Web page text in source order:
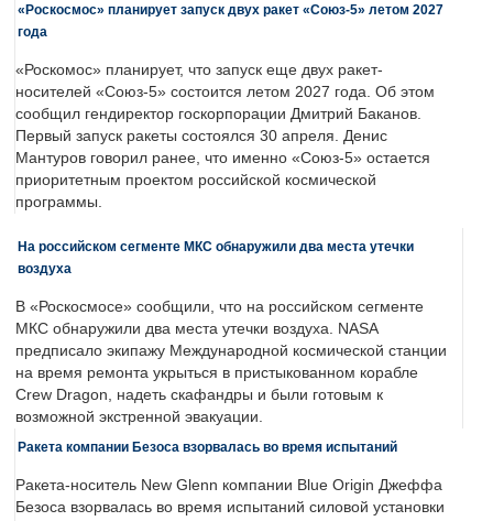
«Роскосмос» планирует запуск двух ракет «Союз-5» летом 2027
года
«Роскомос» планирует, что запуск еще двух ракет-
носителей «Союз-5» состоится летом 2027 года. Об этом
сообщил гендиректор госкорпорации Дмитрий Баканов.
Первый запуск ракеты состоялся 30 апреля. Денис
Мантуров говорил ранее, что именно «Союз-5» остается
приоритетным проектом российской космической
программы.
На российском сегменте МКС обнаружили два места утечки
воздуха
В «Роскосмосе» сообщили, что на российском сегменте
МКС обнаружили два места утечки воздуха. NASA
предписало экипажу Международной космической станции
на время ремонта укрыться в пристыкованном корабле
Crew Dragon, надеть скафандры и были готовым к
возможной экстренной эвакуации.
Ракета компании Безоса взорвалась во время испытаний
Ракета-носитель New Glenn компании Blue Origin Джеффа
Безоса взорвалась во время испытаний силовой установки